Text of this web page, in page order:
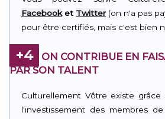
Facebooket Twitter(on n'a pas
pour être certifiés, mais c'est bien
+4
ON CONTRIBUE EN
PAR SON TALENT
Culturellement Vôtre existe
l'investissement des membres